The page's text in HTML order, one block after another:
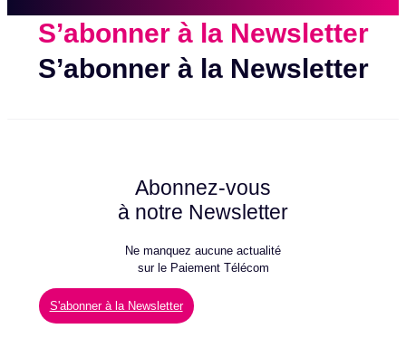
S’abonner à la Newsletter
S’abonner à la Newsletter
Abonnez-vous
à notre Newsletter
Ne manquez aucune actualité
sur le Paiement Télécom
S'abonner à la Newsletter